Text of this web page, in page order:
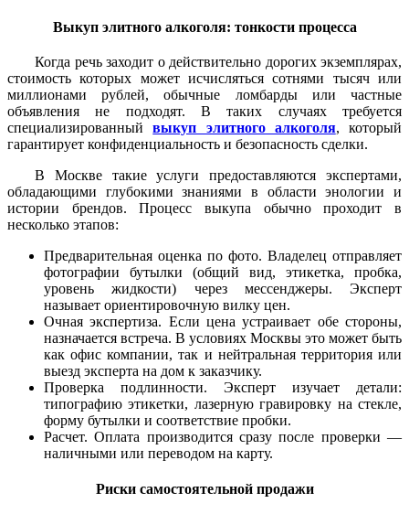
Выкуп элитного алкоголя: тонкости процесса
Когда речь заходит о действительно дорогих экземплярах,
стоимость которых может исчисляться сотнями тысяч или
миллионами рублей, обычные ломбарды или частные
объявления не подходят. В таких случаях требуется
специализированныйвыкуп элитного алкоголя, который
гарантирует конфиденциальность и безопасность сделки.
В Москве такие услуги предоставляются экспертами,
обладающими глубокими знаниями в области энологии и
истории брендов. Процесс выкупа обычно проходит в
несколько этапов:
Предварительная оценка по фото. Владелец отправляет
фотографии бутылки (общий вид, этикетка, пробка,
уровень жидкости) через мессенджеры. Эксперт
называет ориентировочную вилку цен.
Очная экспертиза. Если цена устраивает обе стороны,
назначается встреча. В условиях Москвы это может быть
как офис компании, так и нейтральная территория или
выезд эксперта на дом к заказчику.
Проверка подлинности. Эксперт изучает детали:
типографию этикетки, лазерную гравировку на стекле,
форму бутылки и соответствие пробки.
Расчет. Оплата производится сразу после проверки —
наличными или переводом на карту.
Риски самостоятельной продажи